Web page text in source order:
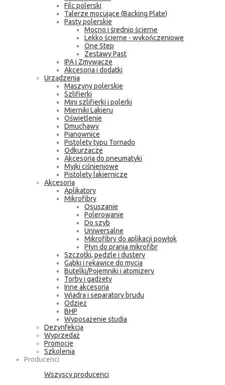
Filc polerski
Talerze mocujące (Backing Plate)
Pasty polerskie
Mocno i średnio ścierne
Lekko ścierne - wykończeniowe
One Step
Zestawy Past
IPA i Zmywacze
Akcesoria i dodatki
Urządzenia
Maszyny polerskie
Szlifierki
Mini szlifierki i polerki
Mierniki Lakieru
Oświetlenie
Dmuchawy
Pianownice
Pistolety typu Tornado
Odkurzacze
Akcesoria do pneumatyki
Myjki ciśnieniowe
Pistolety lakiernicze
Akcesoria
Aplikatory
Mikrofibry
Osuszanie
Polerowanie
Do szyb
Uniwersalne
Mikrofibry do aplikacji powłok
Płyn do prania mikrofibr
Szczotki, pędzle i dustery
Gąbki i rękawice do mycia
Butelki/Pojemniki i atomizery
Torby i gadżety
Inne akcesoria
Wiadra i separatory brudu
Odzież
BHP
Wyposażenie studia
Dezynfekcja
Wyprzedaż
Promocje
Szkolenia
Producenci
Wszyscy producenci